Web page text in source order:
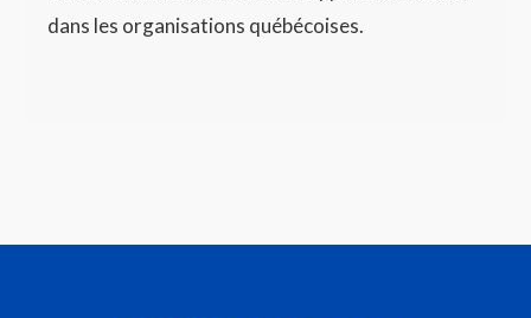
dans les organisations québécoises.